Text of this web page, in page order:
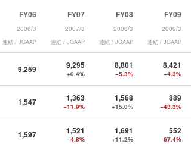
FY06
2006/3
連結 / JGAAP
FY07
2007/3
連結 / JGAAP
FY08
2008/3
連結 / JGAAP
FY09
2009/3
連結 / JGAAP
9,259 9,295
+0.4%
8,801
−5.3%
8,421
−4.3%
1,547 1,363
−11.9%
1,568
+15.0%
889
−43.3%
1,597 1,521
−4.8%
1,691
+11.2%
552
−67.4%